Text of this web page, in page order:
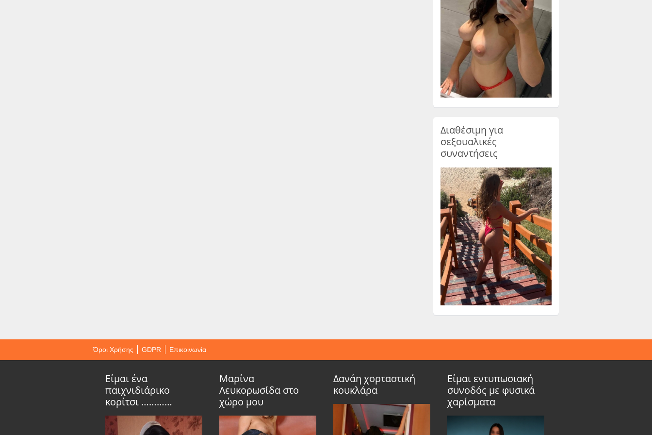
Διαθέσιμη για
σεξουαλικές
συναντήσεις
Όροι Χρήσης GDPR Επικοινωνία
Είμαι ένα
παιχνιδιάρικο
κορίτσι …………
Μαρίνα
Λευκορωσίδα στο
χώρο μου
Δανάη χορταστική
κουκλάρα
Είμαι εντυπωσιακή
συνοδός με φυσικά
χαρίσματα